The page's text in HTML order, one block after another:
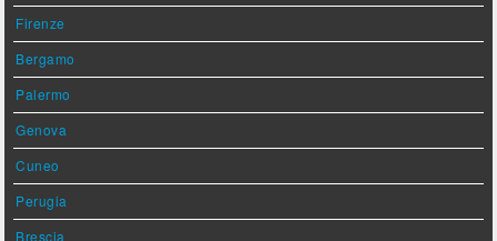
Firenze
Bergamo
Palermo
Genova
Cuneo
Perugia
Brescia